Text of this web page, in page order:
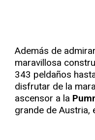
Además de
maravillosa
343 peldaños
disfrutar de la
ascensor a la
grande de Austria,